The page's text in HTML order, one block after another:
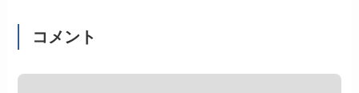
コメント